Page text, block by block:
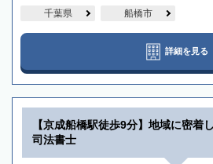
千葉県 船橋市
詳細を見る
【京成船橋駅徒歩9分】地域に密着
司法書士